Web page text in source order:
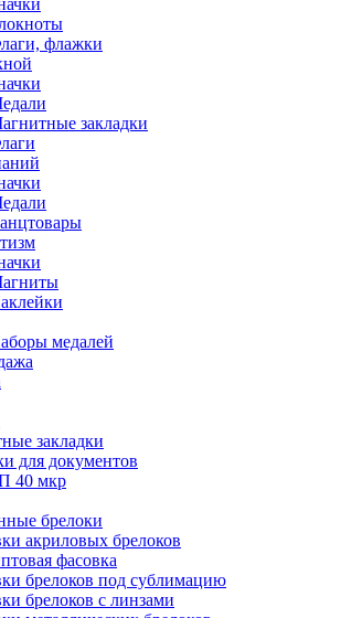
флажки
закладки
медалей
закладки
для документов
40 мкр
брелоки
акриловых брелоков
фасовка
брелоков под сублимацию
брелоков с линзами